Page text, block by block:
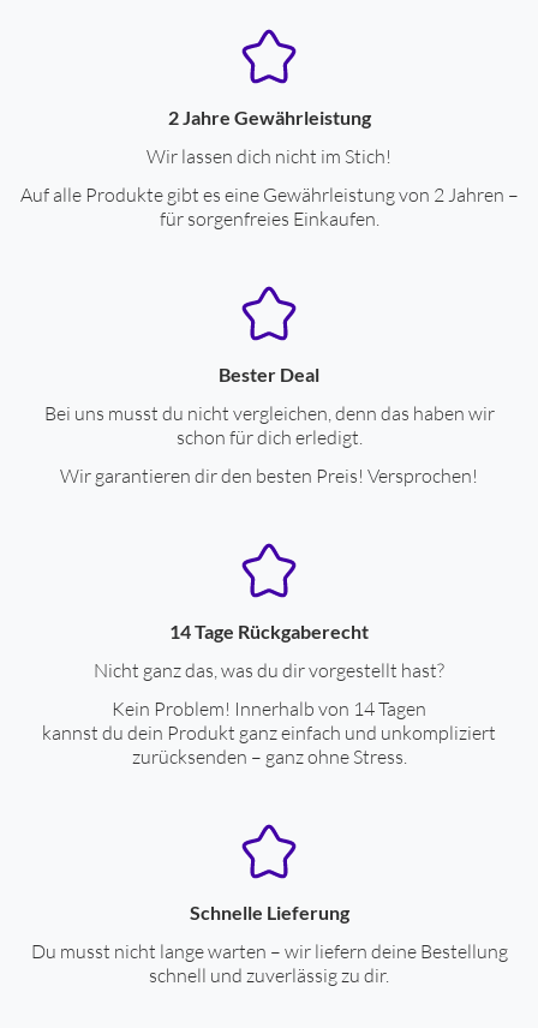
2 Jahre Gewährleistung
Wir lassen dich nicht im Stich!
Auf alle Produkte gibt es eine Gewährleistung von 2 Jahren –
für sorgenfreies Einkaufen.
Bester Deal
Bei uns musst du nicht vergleichen, denn das haben wir
schon für dich erledigt.
Wir garantieren dir den besten Preis! Versprochen!
14 Tage Rückgaberecht
Nicht ganz das, was du dir vorgestellt hast?
Kein Problem! Innerhalb von 14 Tagen
kannst du dein Produkt ganz einfach und unkompliziert
zurücksenden – ganz ohne Stress.
Schnelle Lieferung
Du musst nicht lange warten – wir liefern deine Bestellung
schnell und zuverlässig zu dir.